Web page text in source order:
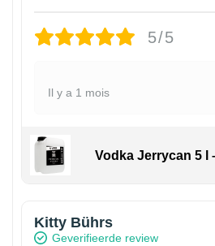
5/5
Il y a 1 mois
Vodka Jerrycan 5 l
Kitty Bührs
Geverifieerde review